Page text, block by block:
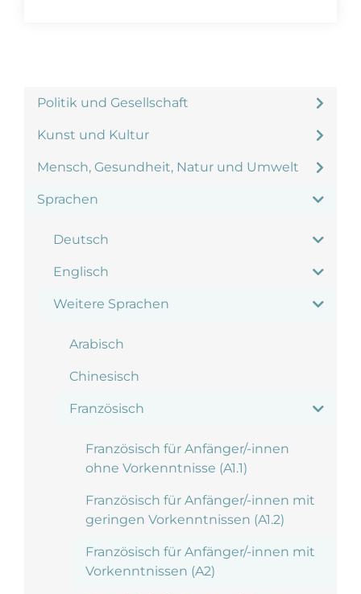
Politik und Gesellschaft
Kunst und Kultur
Mensch, Gesundheit, Natur und Umwelt
Sprachen
Deutsch
Englisch
Weitere Sprachen
Arabisch
Chinesisch
Französisch
Französisch für Anfänger/-innen
ohne Vorkenntnisse (A1.1)
Französisch für Anfänger/-innen mit
geringen Vorkenntnissen (A1.2)
Französisch für Anfänger/-innen mit
Vorkenntnissen (A2)